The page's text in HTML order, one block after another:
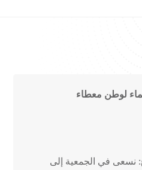
لوطن معطاء
نسعى في الجمعية إلى